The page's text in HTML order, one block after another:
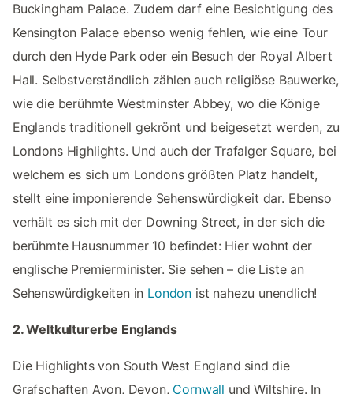
Buckingham Palace. Zudem darf eine Besichtigung des
Kensington Palace ebenso wenig fehlen, wie eine Tour
durch den Hyde Park oder ein Besuch der Royal Albert
Hall. Selbstverständlich zählen auch religiöse Bauwerke,
wie die berühmte Westminster Abbey, wo die Könige
Englands traditionell gekrönt und beigesetzt werden, zu
Londons Highlights. Und auch der Trafalger Square, bei
welchem es sich um Londons größten Platz handelt,
stellt eine imponierende Sehenswürdigkeit dar. Ebenso
verhält es sich mit der Downing Street, in der sich die
berühmte Hausnummer 10 befindet: Hier wohnt der
englische Premierminister. Sie sehen – die Liste an
Sehenswürdigkeiten in London ist nahezu unendlich!
2. Weltkulturerbe Englands
Die Highlights von South West England sind die
Grafschaften Avon, Devon, Cornwall und Wiltshire. In